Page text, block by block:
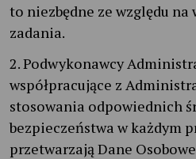
to niezbędne ze względu
zadania.
2. Podwykonawcy
współpracujące z
stosowania odpowiednich
bezpieczeństwa w każdym
przetwarzają Dane